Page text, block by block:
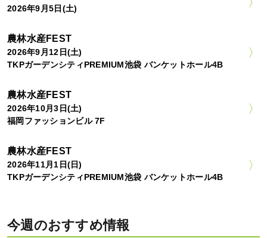
2026年9月5日(土)
農林水産FEST
2026年9月12日(土)
TKPガーデンシティPREMIUM池袋 バンケットホール4B
農林水産FEST
2026年10月3日(土)
福岡ファッションビル 7F
農林水産FEST
2026年11月1日(日)
TKPガーデンシティPREMIUM池袋 バンケットホール4B
今週のおすすめ情報